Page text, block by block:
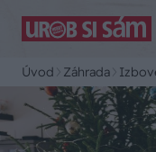
Úvod Záhrada